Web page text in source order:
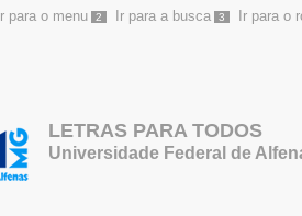
Ir para o menu 2 Ir para a busca 3 Ir para o
LETRAS PARA TODOS
Universidade Federal de